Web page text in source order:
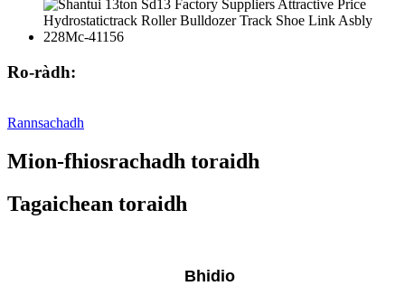
Ro-ràdh:
Rannsachadh
Mion-fhiosrachadh toraidh
Tagaichean toraidh
Bhidio